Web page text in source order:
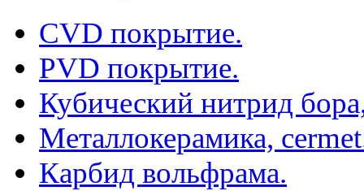
CVD покрытие.
PVD покрытие.
Кубический нитрид
Металлокерамика,
Карбид вольфрама.